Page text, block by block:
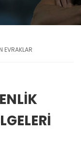
EVRAKLAR